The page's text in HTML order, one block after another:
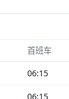
首班车
06:15
06:15